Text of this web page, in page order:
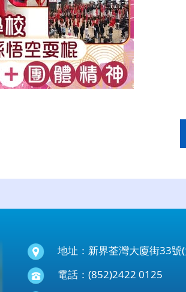
地址：新界荃灣大廈街33
電話：(852)2422 0125